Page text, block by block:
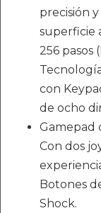
precisión
superficie
256 pasos
con
de ocho
Gamepad
Con dos
Botones
Shock.